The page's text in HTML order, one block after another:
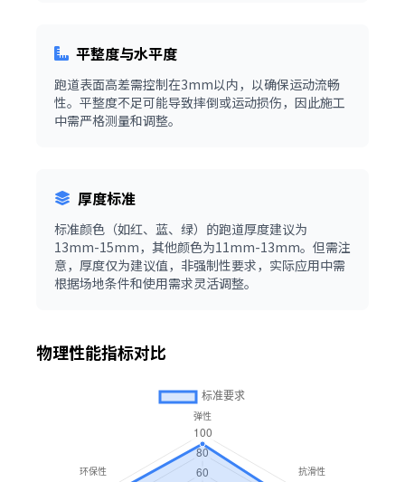
平整度与水平度
跑道表面高差需控制在3mm以内，以确保运动流畅
性。平整度不足可能导致摔倒或运动损伤，因此施工
中需严格测量和调整。
厚度标准
标准颜色（如红、蓝、绿）的跑道厚度建议为
13mm-15mm，其他颜色为11mm-13mm。但需注
意，厚度仅为建议值，非强制性要求，实际应用中需
根据场地条件和使用需求灵活调整。
物理性能指标对比